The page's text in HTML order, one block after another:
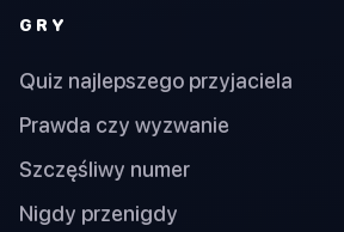
GRY
Quiz najlepszego przyjaciela
Prawda czy wyzwanie
Szczęśliwy numer
Nigdy przenigdy